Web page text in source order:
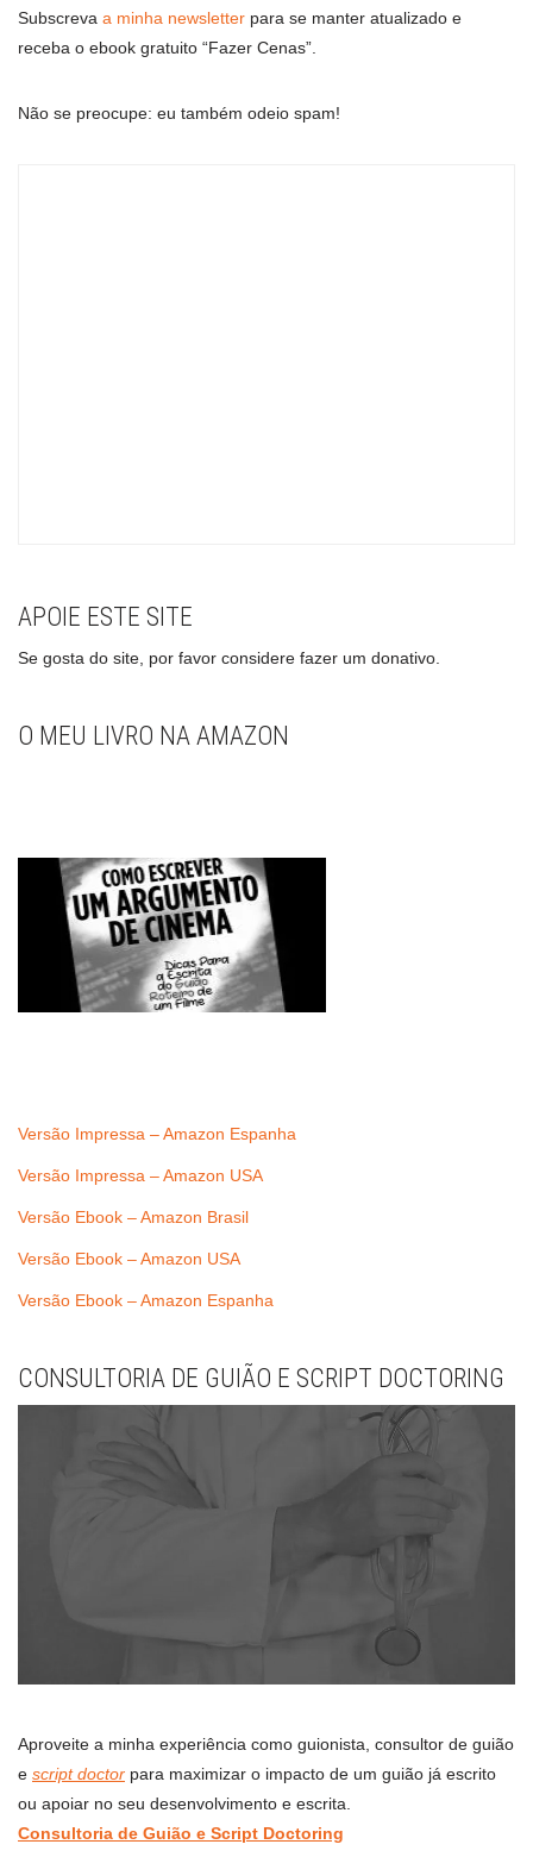
Subscreva a minha newsletter para se manter atualizado e
receba o ebook gratuito “Fazer Cenas”.
Não se preocupe: eu também odeio spam!
APOIE ESTE SITE
Se gosta do site, por favor considere fazer um donativo.
O MEU LIVRO NA AMAZON
Versão Impressa – Amazon Espanha
Versão Impressa – Amazon USA
Versão Ebook – Amazon Brasil
Versão Ebook – Amazon USA
Versão Ebook – Amazon Espanha
CONSULTORIA DE GUIÃO E SCRIPT DOCTORING
Aproveite a minha experiência como guionista, consultor de guião
e script doctor para maximizar o impacto de um guião já escrito
ou apoiar no seu desenvolvimento e escrita.
Consultoria de Guião e Script Doctoring